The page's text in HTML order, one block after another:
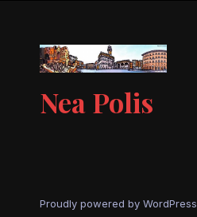
Nea Polis
Proudly powered by WordPress